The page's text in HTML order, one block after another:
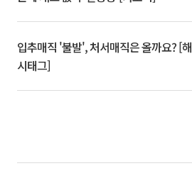
입추매직 '불발', 처서매직은 올까요? [해
시태그]